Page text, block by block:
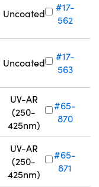
Uncoated
#17-
562
Uncoated
#17-
563
UV-AR
(250-
425nm)
#65-
870
UV-AR
(250-
425nm)
#65-
871